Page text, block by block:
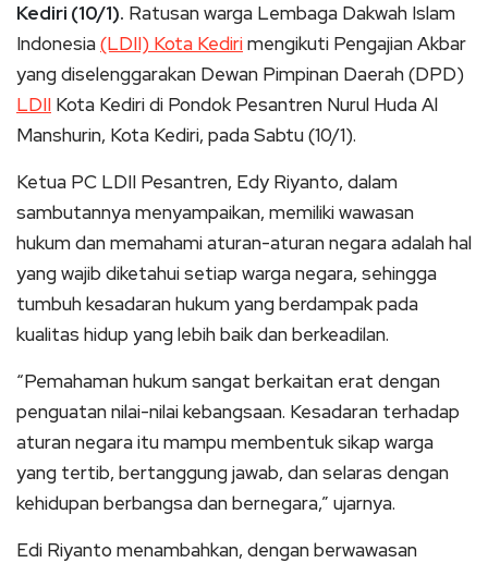
Kediri (10/1). Ratusan warga Lembaga Dakwah Islam
Indonesia(LDII) Kota Kedirimengikuti Pengajian Akbar
yang diselenggarakan Dewan Pimpinan Daerah (DPD)
LDII Kota Kediri di Pondok Pesantren Nurul Huda Al
Manshurin, Kota Kediri, pada Sabtu (10/1).
Ketua PC LDII Pesantren, Edy Riyanto, dalam
sambutannya menyampaikan, memiliki wawasan
hukum dan memahami aturan-aturan negara adalah hal
yang wajib diketahui setiap warga negara, sehingga
tumbuh kesadaran hukum yang berdampak pada
kualitas hidup yang lebih baik dan berkeadilan.
“Pemahaman hukum sangat berkaitan erat dengan
penguatan nilai-nilai kebangsaan. Kesadaran terhadap
aturan negara itu mampu membentuk sikap warga
yang tertib, bertanggung jawab, dan selaras dengan
kehidupan berbangsa dan bernegara,” ujarnya.
Edi Riyanto menambahkan, dengan berwawasan